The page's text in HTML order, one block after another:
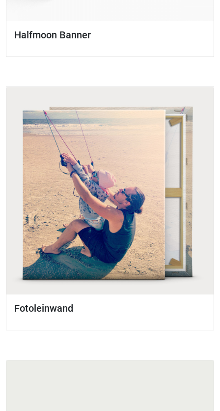
Halfmoon Banner
Fotoleinwand